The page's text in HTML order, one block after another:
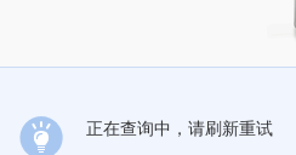
正在查询中，请刷新重试